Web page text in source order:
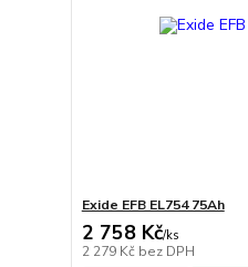
Exide EFB EL754 75Ah
2 758 Kč/ks
2 279 Kč bez DPH